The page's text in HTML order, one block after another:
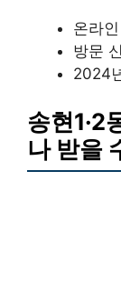
온라
방문
2024
송현1·2
나 받을